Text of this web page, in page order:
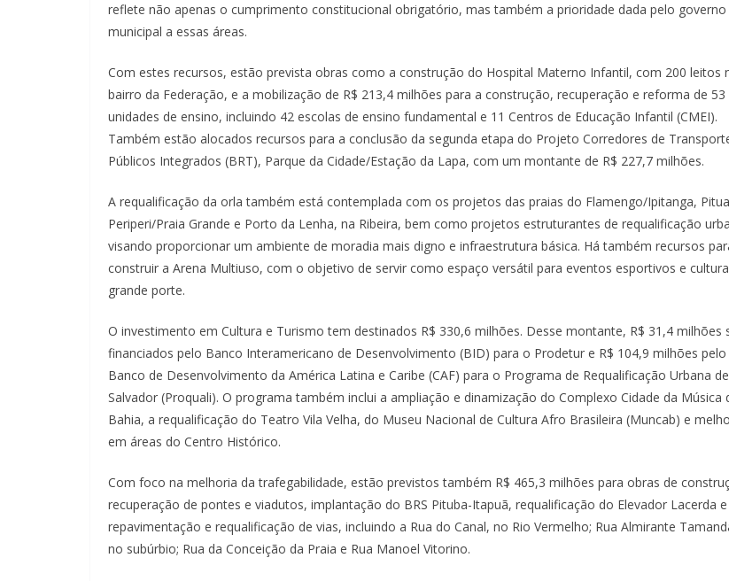
reflete não apenas o cumprimento constitucional obrigatório, mas também a prioridade dada pelo governo
municipal a essas áreas.
Com estes recursos, estão prevista obras como a construção do Hospital Materno Infantil, com 200 leitos
bairro da Federação, e a mobilização de R$ 213,4 milhões para a construção, recuperação e reforma de 53
unidades de ensino, incluindo 42 escolas de ensino fundamental e 11 Centros de Educação Infantil (CMEI).
Também estão alocados recursos para a conclusão da segunda etapa do Projeto Corredores de
Públicos Integrados (BRT), Parque da Cidade/Estação da Lapa, com um montante de R$ 227,7 milhões.
A requalificação da orla também está contemplada com os projetos das praias do Flamengo/Ipitanga,
Periperi/Praia Grande e Porto da Lenha, na Ribeira, bem como projetos estruturantes de requalificação
visando proporcionar um ambiente de moradia mais digno e infraestrutura básica. Há também recursos
construir a Arena Multiuso, com o objetivo de servir como espaço versátil para eventos esportivos e
grande porte.
O investimento em Cultura e Turismo tem destinados R$ 330,6 milhões. Desse montante, R$ 31,4 milhões
financiados pelo Banco Interamericano de Desenvolvimento (BID) para o Prodetur e R$ 104,9 milhões pelo
Banco de Desenvolvimento da América Latina e Caribe (CAF) para o Programa de Requalificação Urbana de
Salvador (Proquali). O programa também inclui a ampliação e dinamização do Complexo Cidade da Música
Bahia, a requalificação do Teatro Vila Velha, do Museu Nacional de Cultura Afro Brasileira (Muncab) e
em áreas do Centro Histórico.
Com foco na melhoria da trafegabilidade, estão previstos também R$ 465,3 milhões para obras de
recuperação de pontes e viadutos, implantação do BRS Pituba-Itapuã, requalificação do Elevador Lacerda e
repavimentação e requalificação de vias, incluindo a Rua do Canal, no Rio Vermelho; Rua Almirante
no subúrbio; Rua da Conceição da Praia e Rua Manoel Vitorino.